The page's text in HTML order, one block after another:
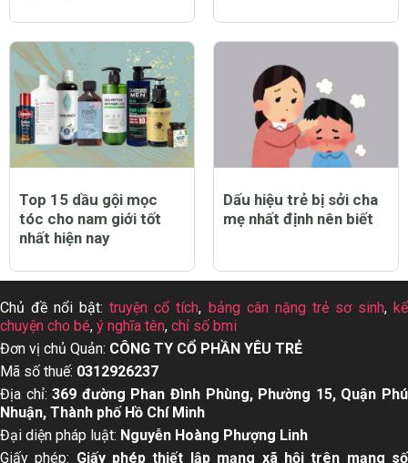
Top 15 dầu gội mọc
tóc cho nam giới tốt
nhất hiện nay
Dấu hiệu trẻ bị sởi cha
mẹ nhất định nên biết
Chủ đề nổi bật:truyện cổ tích, bảng cân nặng trẻ sơ sinh,kể
chuyện cho bé, ý nghĩa tên, chỉ số bmi
Đơn vị chủ Quản: CÔNG TY CỔ PHẦN YÊU TRẺ
Mã số thuế: 0312926237
Địa chỉ:369 đường Phan Đình Phùng, Phường 15, Quận Phú
Nhuận, Thành phố Hồ Chí Minh
Đại diện pháp luật: Nguyễn Hoàng Phượng Linh
Giấy phép: Giấy phép thiết lập mạng xã hội trên mạng số